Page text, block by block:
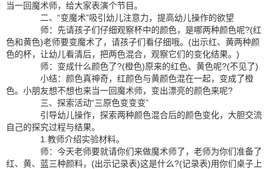
当一回魔术师，给大家表演个节目。
二、“变魔术”吸引幼儿注意力，提高幼儿操作的欲望
师：先请孩子们仔细观察杯中的颜色，是哪两种颜色呢?(红
色和黄色)老师要变魔术了，请孩子们看仔细哦。(出示红、黄两种颜
色的杯，让幼儿看清后，把两色混合，观察它们的变化结果。)
师：变成什么颜色了?(橙色)原来的红色、黄色呢?(不见了)
小结：颜色真神奇，红颜色与黄颜色混在一起，变成了橙
色。小朋友想不想也来当一回魔术师，变出漂亮的颜色来呢?
三、探索活动“三原色变变变”
引导幼儿操作，探索两种颜色混合后的颜色变化，大胆交流
自己的探究过程与结果。
1.教师介绍实验材料。
师：今天老师要就请你们来做魔术师了，老师为你们准备了
红、黄、蓝三种颜料，(出示记录表)这是什么?(记录表)用你们桌子上